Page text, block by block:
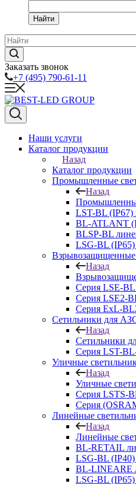
Найти
Заказать звонок
+7 (495) 790-61-11
Наши услуги
Каталог продукции
Назад
Каталог продукции
Промышленные
Назад
LST-BL
BL-ATLANT
BLSP-BL
LSG-BL
Взрывозащищенные
Назад
Серия LSE-
Серия LSE2-
Серия ExL-
Сетильники для
Назад
Сетильники
Серия LST-
Уличные
Назад
Уличные
Серия LSTS-
Серия
Линейные
Назад
Линейные
BL-RETAIL
LSG-BL
BL-LINEARE
LSG-BL